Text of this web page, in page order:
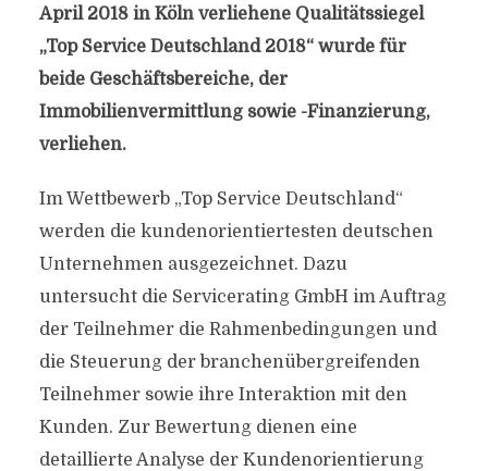
April 2018 in Köln verliehene Qualitätssiegel
„Top Service Deutschland 2018“ wurde für
beide Geschäftsbereiche, der
Immobilienvermittlung sowie -Finanzierung,
verliehen.
Im Wettbewerb „Top Service Deutschland“
werden die kundenorientiertesten deutschen
Unternehmen ausgezeichnet. Dazu
untersucht die Servicerating GmbH im Auftrag
der Teilnehmer die Rahmenbedingungen und
die Steuerung der branchenübergreifenden
Teilnehmer sowie ihre Interaktion mit den
Kunden. Zur Bewertung dienen eine
detaillierte Analyse der Kundenorientierung